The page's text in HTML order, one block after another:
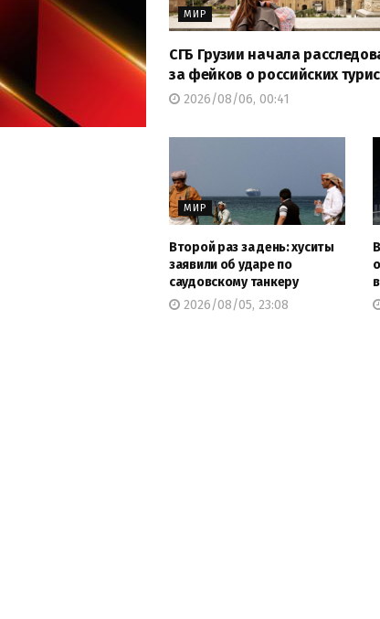
МИР
СГБ Грузии начала
за фейков о российских
2026/08/06, 00:41
МИР
Второй раз за день: хуситы
заявили об ударе по
саудовскому танкеру
2026/08/05, 23:08